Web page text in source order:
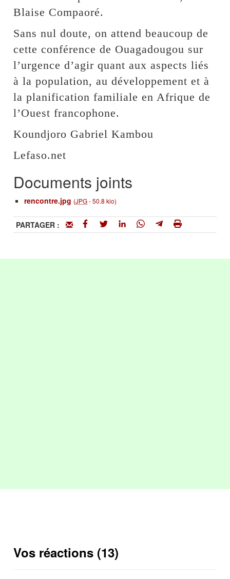
Blaise Compaoré.
Sans nul doute, on attend beaucoup de
cette conférence de Ouagadougou sur
l’urgence d’agir quant aux aspects liés
à la population, au développement et à
la planification familiale en Afrique de
l’Ouest francophone.
Koundjoro Gabriel Kambou
Lefaso.net
Documents joints
rencontre.jpg (JPG-50.8 kio)
PARTAGER :
Vos réactions (13)